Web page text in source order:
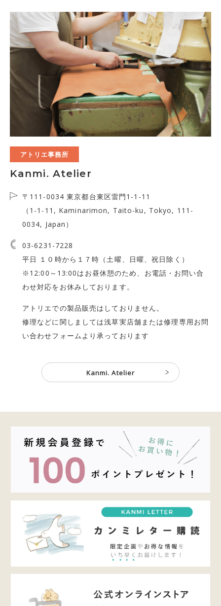
アトリエ事務所
Kanmi. Atelier
〒111-0034 東京都台東区雷門1-1-11
（1-1-11, Kaminarimon, Taito-ku, Tokyo, 111-
0034, Japan）
03-6231-7228
平日 １０時から１７時（土曜、日曜、祝日除く）
※12:00～13:00はお昼休憩のため、お電話・お問い合
わせ対応をお休みしております。
アトリエでの製品販売はしておりません。
修理などに関しましては浅草実店舗または修理専用お問
い合わせフォームより承っております
Kanmi. Atelier